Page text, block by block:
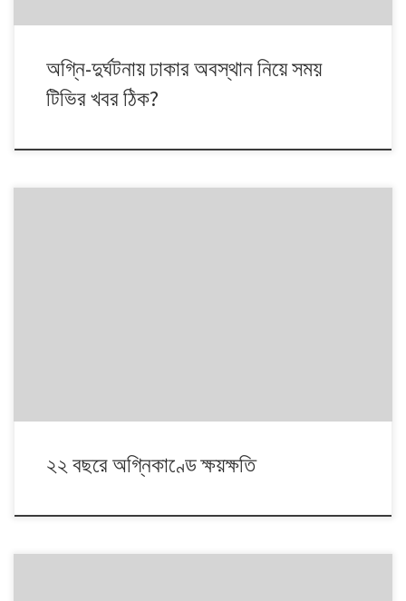
অগ্নি-দুর্ঘটনায় ঢাকার অবস্থান নিয়ে সময়
টিভির খবর ঠিক?
২২ বছরে অগ্নিকাণ্ডে ক্ষয়ক্ষতি